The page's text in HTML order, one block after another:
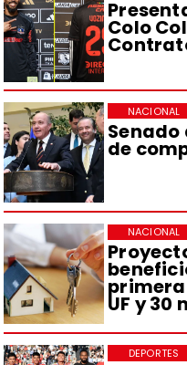
Colo
de
NACIONAL
primera
UF y 30
NACIONAL
DEPORTES